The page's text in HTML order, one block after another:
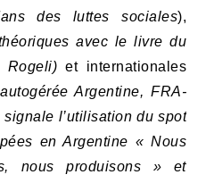
des luttes sociales),
avec le livre du
Rogeli)et internationales
Argentine, FRA-
l’utilisation du spot
en Argentine « Nous
nous produisons » et